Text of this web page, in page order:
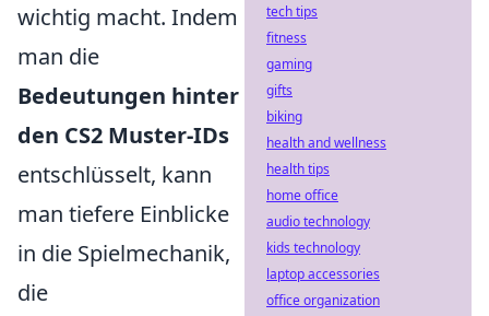
wichtig macht. Indem
man die
Bedeutungen hinter
den CS2 Muster-IDs
entschlüsselt, kann
man tiefere Einblicke
in die Spielmechanik,
die
tech tips
fitness
gaming
gifts
biking
health and wellness
health tips
home office
audio technology
kids technology
laptop accessories
office organization